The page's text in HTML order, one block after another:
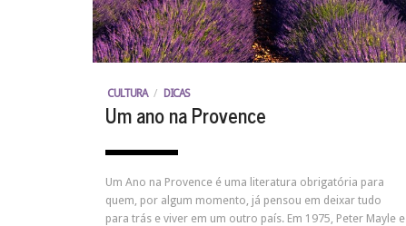
CULTURA / DICAS
Um ano na Provence
Um Ano na Provence é uma literatura obrigatória para
quem, por algum momento, já pensou em deixar tudo
para trás e viver em um outro país. Em 1975, Peter Mayle e